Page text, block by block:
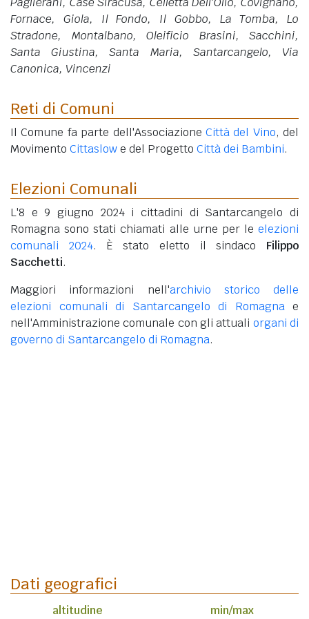
Fornace, Giola, Il Fondo, Il Gobbo, La Tomba, Lo
Stradone, Montalbano, Oleificio Brasini, Sacchini,
Santa Giustina, Santa Maria, Santarcangelo, Via
Canonica, Vincenzi
Reti di Comuni
Il Comune fa parte dell'Associazione Città del Vino, del
Movimento Cittaslowe del Progetto Città dei Bambini.
Elezioni Comunali
L'8 e 9 giugno 2024 i cittadini di Santarcangelo di
Romagna sono stati chiamati alle urne per le elezioni
comunali 2024. È stato eletto il sindaco Filippo
Sacchetti.
Maggiori informazioni nell'archivio storico delle
elezioni comunali di Santarcangelo di Romagnae
nell'Amministrazione comunale con gli attuali organi di
governo di Santarcangelo di Romagna.
Dati geografici
altitudine min/max